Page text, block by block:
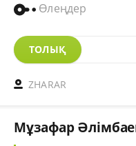
Өлеңдер
ТОЛЫҚ
ZHARAR
Мұзафар